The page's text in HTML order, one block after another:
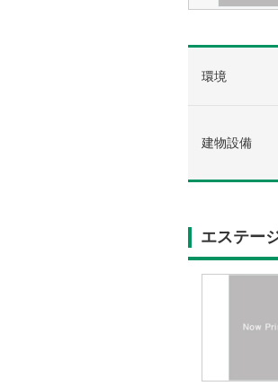
環境
建物設備
エステー